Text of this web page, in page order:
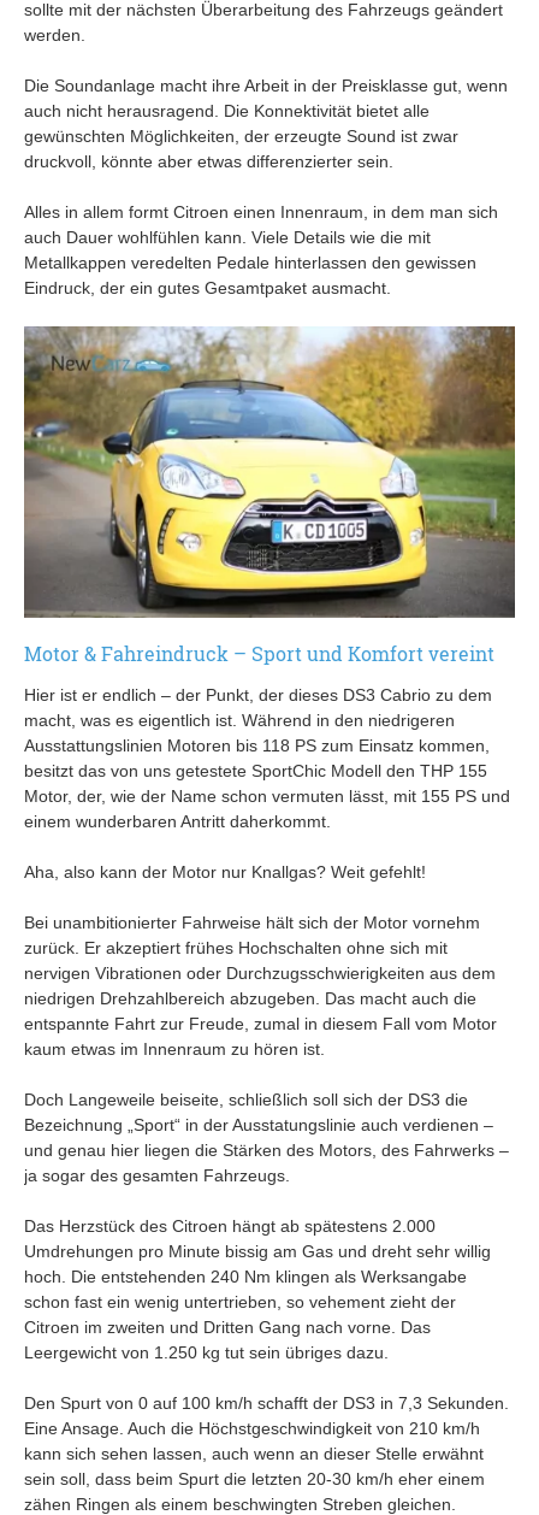
sollte mit der nächsten Überarbeitung des Fahrzeugs geändert
werden.
Die Soundanlage macht ihre Arbeit in der Preisklasse gut, wenn
auch nicht herausragend. Die Konnektivität bietet alle
gewünschten Möglichkeiten, der erzeugte Sound ist zwar
druckvoll, könnte aber etwas differenzierter sein.
Alles in allem formt Citroen einen Innenraum, in dem man sich
auch Dauer wohlfühlen kann. Viele Details wie die mit
Metallkappen veredelten Pedale hinterlassen den gewissen
Eindruck, der ein gutes Gesamtpaket ausmacht.
Motor & Fahreindruck – Sport und Komfort vereint
Hier ist er endlich – der Punkt, der dieses DS3 Cabrio zu dem
macht, was es eigentlich ist. Während in den niedrigeren
Ausstattungslinien Motoren bis 118 PS zum Einsatz kommen,
besitzt das von uns getestete SportChic Modell den THP 155
Motor, der, wie der Name schon vermuten lässt, mit 155 PS und
einem wunderbaren Antritt daherkommt.
Aha, also kann der Motor nur Knallgas? Weit gefehlt!
Bei unambitionierter Fahrweise hält sich der Motor vornehm
zurück. Er akzeptiert frühes Hochschalten ohne sich mit
nervigen Vibrationen oder Durchzugsschwierigkeiten aus dem
niedrigen Drehzahlbereich abzugeben. Das macht auch die
entspannte Fahrt zur Freude, zumal in diesem Fall vom Motor
kaum etwas im Innenraum zu hören ist.
Doch Langeweile beiseite, schließlich soll sich der DS3 die
Bezeichnung „Sport“ in der Ausstatungslinie auch verdienen –
und genau hier liegen die Stärken des Motors, des Fahrwerks –
ja sogar des gesamten Fahrzeugs.
Das Herzstück des Citroen hängt ab spätestens 2.000
Umdrehungen pro Minute bissig am Gas und dreht sehr willig
hoch. Die entstehenden 240 Nm klingen als Werksangabe
schon fast ein wenig untertrieben, so vehement zieht der
Citroen im zweiten und Dritten Gang nach vorne. Das
Leergewicht von 1.250 kg tut sein übriges dazu.
Den Spurt von 0 auf 100 km/h schafft der DS3 in 7,3 Sekunden.
Eine Ansage. Auch die Höchstgeschwindigkeit von 210 km/h
kann sich sehen lassen, auch wenn an dieser Stelle erwähnt
sein soll, dass beim Spurt die letzten 20-30 km/h eher einem
zähen Ringen als einem beschwingten Streben gleichen.